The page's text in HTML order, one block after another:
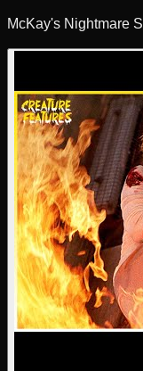
McKay's Nightmare